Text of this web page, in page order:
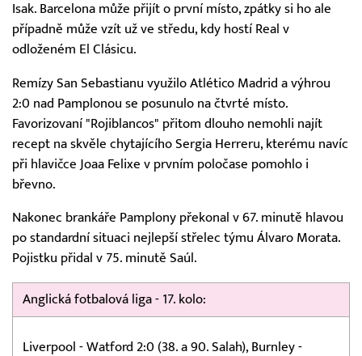
Isak. Barcelona může přijít o první místo, zpátky si ho ale
případně může vzít už ve středu, kdy hostí Real v
odloženém El Clásicu.
Remízy San Sebastianu využilo Atlético Madrid a výhrou
2:0 nad Pamplonou se posunulo na čtvrté místo.
Favorizovaní "Rojiblancos" přitom dlouho nemohli najít
recept na skvěle chytajícího Sergia Herreru, kterému navíc
při hlavičce Joaa Felixe v prvním poločase pomohlo i
břevno.
Nakonec brankáře Pamplony překonal v 67. minutě hlavou
po standardní situaci nejlepší střelec týmu Álvaro Morata.
Pojistku přidal v 75. minutě Saúl.
Anglická fotbalová liga - 17. kolo:
Liverpool - Watford 2:0 (38. a 90. Salah), Burnley -